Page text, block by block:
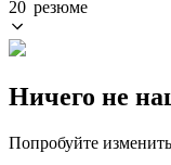
20 резюме
Ничего не
Попробуйте